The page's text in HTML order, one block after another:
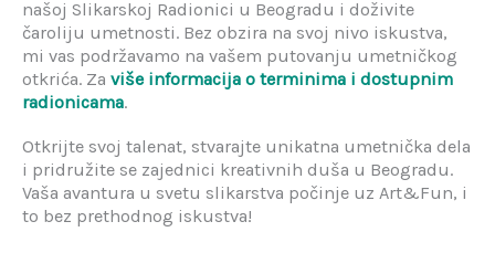
našoj Slikarskoj Radionici u Beogradu i doživite
čaroliju umetnosti. Bez obzira na svoj nivo iskustva,
mi vas podržavamo na vašem putovanju umetničkog
otkrića. Za više informacija o terminima i dostupnim
radionicama.
Otkrijte svoj talenat, stvarajte unikatna umetnička dela
i pridružite se zajednici kreativnih duša u Beogradu.
Vaša avantura u svetu slikarstva počinje uz Art&Fun, i
to bez prethodnog iskustva!